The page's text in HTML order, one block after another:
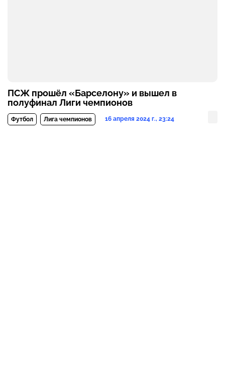
ПСЖ прошёл «Барселону» и вышел в
полуфинал Лиги чемпионов
Футбол Лига чемпионов 16 апреля 2024 г., 23:24